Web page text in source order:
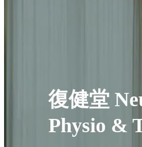
復健堂
Physio &